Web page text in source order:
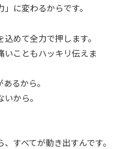
に変わるからです。
めて全力で押します。
こともハッキリ伝えま
るから。
から。
すべてが動き出すんです。